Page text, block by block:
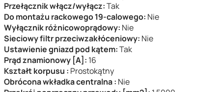
Przełącznik włącz/wyłącz:Tak
Do montażu rackowego 19-calowego: Nie
Wyłącznik różnicowoprądowy: Nie
Sieciowy filtr przeciwzakłóceniowy: Nie
Ustawienie gniazd pod kątem:Tak
Prąd znamionowy [A]: 16
Kształt korpusu : Prostokątny
Obrócona wkładka centralna : Nie